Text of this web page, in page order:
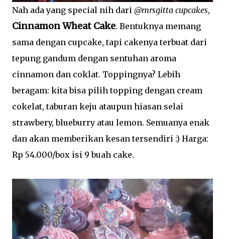
Nah ada yang special nih dari @mrsgitta cupcakes,
Cinnamon Wheat Cake. Bentuknya memang
sama dengan cupcake, tapi cakenya terbuat dari
tepung gandum dengan sentuhan aroma
cinnamon dan coklat. Toppingnya? Lebih
beragam: kita bisa pilih topping dengan cream
cokelat, taburan keju ataupun hiasan selai
strawbery, blueburry atau lemon. Semuanya enak
dan akan memberikan kesan tersendiri :) Harga:
Rp 54.000/box isi 9 buah cake.